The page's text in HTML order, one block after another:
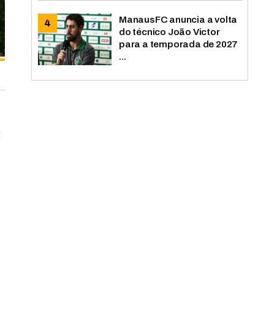
ManausFC anuncia a volta
do técnico João Victor
para a temporada de 2027
...